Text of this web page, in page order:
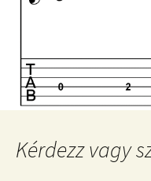
Kérdezz vagy